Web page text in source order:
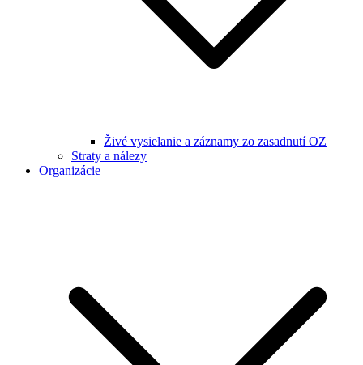
Živé vysielanie a záznamy zo zasadnutí OZ
Straty a nálezy
Organizácie